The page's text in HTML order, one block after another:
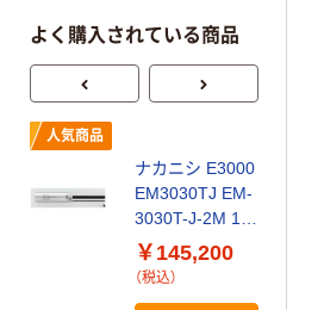
よく購入されている商品
人気商品
ナカニシ E3000
EM3030TJ EM-
3030T-J-2M 1個
（直送品）
￥145,200
（税込）